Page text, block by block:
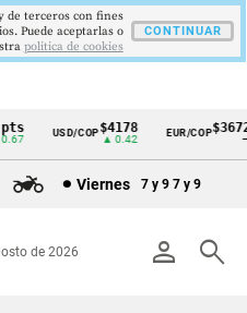
USD/COP$4178
▲ 0.42
EUR/COP$3672
Viernes 7 y 9 7 y 9
person search
de 2026
de terceros con fines
Puede aceptarlas o
politica de cookies
CONTINUAR